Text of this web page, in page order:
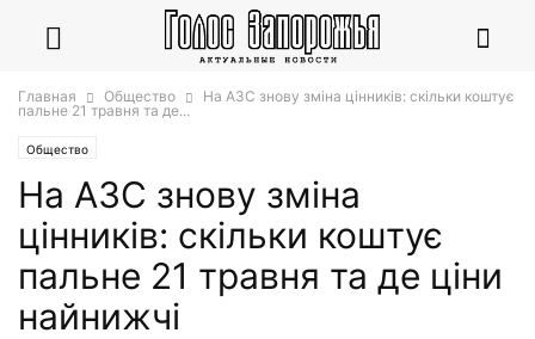
Главная Общество
На АЗС знову зміна цінників: скільки коштує
пальне 21 травня та де...
Общество
На АЗС знову зміна
цінників: скільки коштує
пальне 21 травня та де ціни
найнижчі